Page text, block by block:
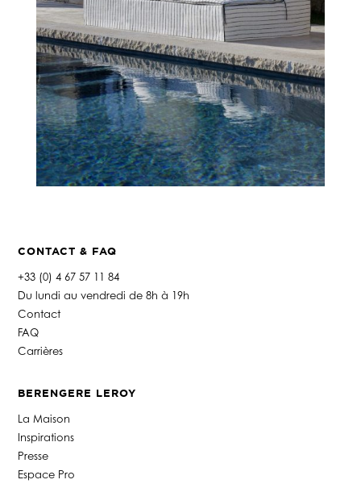
CONTACT & FAQ
+33 (0) 4 67 57 11 84
Du lundi au vendredi de 8h à 19h
Contact
FAQ
Carrières
BERENGERE LEROY
La Maison
Inspirations
Presse
Espace Pro